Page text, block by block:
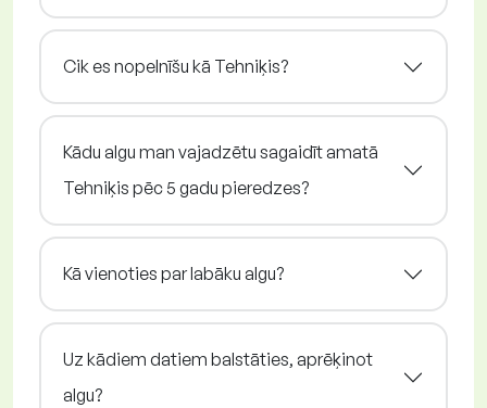
Cik es nopelnīšu kā Tehniķis?
Kādu algu man vajadzētu sagaidīt amatā
Tehniķis pēc 5 gadu pieredzes?
Kā vienoties par labāku algu?
Uz kādiem datiem balstāties, aprēķinot
algu?